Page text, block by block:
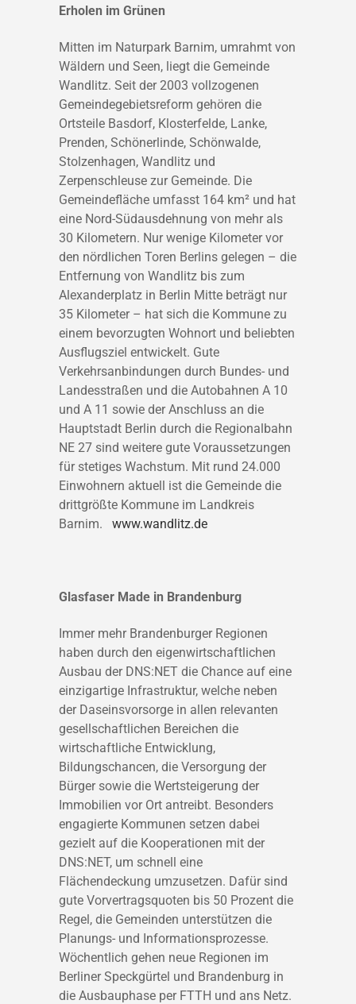
Erholen im Grünen
Mitten im Naturpark Barnim, umrahmt von
Wäldern und Seen, liegt die Gemeinde
Wandlitz. Seit der 2003 vollzogenen
Gemeindegebietsreform gehören die
Ortsteile Basdorf, Klosterfelde, Lanke,
Prenden, Schönerlinde, Schönwalde,
Stolzenhagen, Wandlitz und
Zerpenschleuse zur Gemeinde. Die
Gemeindefläche umfasst 164 km² und hat
eine Nord-Südausdehnung von mehr als
30 Kilometern. Nur wenige Kilometer vor
den nördlichen Toren Berlins gelegen – die
Entfernung von Wandlitz bis zum
Alexanderplatz in Berlin Mitte beträgt nur
35 Kilometer – hat sich die Kommune zu
einem bevorzugten Wohnort und beliebten
Ausflugsziel entwickelt. Gute
Verkehrsanbindungen durch Bundes- und
Landesstraßen und die Autobahnen A 10
und A 11 sowie der Anschluss an die
Hauptstadt Berlin durch die Regionalbahn
NE 27 sind weitere gute Voraussetzungen
für stetiges Wachstum. Mit rund 24.000
Einwohnern aktuell ist die Gemeinde die
drittgrößte Kommune im Landkreis
Barnim. www.wandlitz.de
Glasfaser Made in Brandenburg
Immer mehr Brandenburger Regionen
haben durch den eigenwirtschaftlichen
Ausbau der DNS:NET die Chance auf eine
einzigartige Infrastruktur, welche neben
der Daseinsvorsorge in allen relevanten
gesellschaftlichen Bereichen die
wirtschaftliche Entwicklung,
Bildungschancen, die Versorgung der
Bürger sowie die Wertsteigerung der
Immobilien vor Ort antreibt. Besonders
engagierte Kommunen setzen dabei
gezielt auf die Kooperationen mit der
DNS:NET, um schnell eine
Flächendeckung umzusetzen. Dafür sind
gute Vorvertragsquoten bis 50 Prozent die
Regel, die Gemeinden unterstützen die
Planungs- und Informationsprozesse.
Wöchentlich gehen neue Regionen im
Berliner Speckgürtel und Brandenburg in
die Ausbauphase per FTTH und ans Netz.